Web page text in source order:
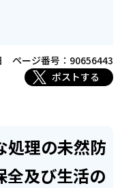
ページ番号：90656443
ポストする
処理の未然防
全及び生活の